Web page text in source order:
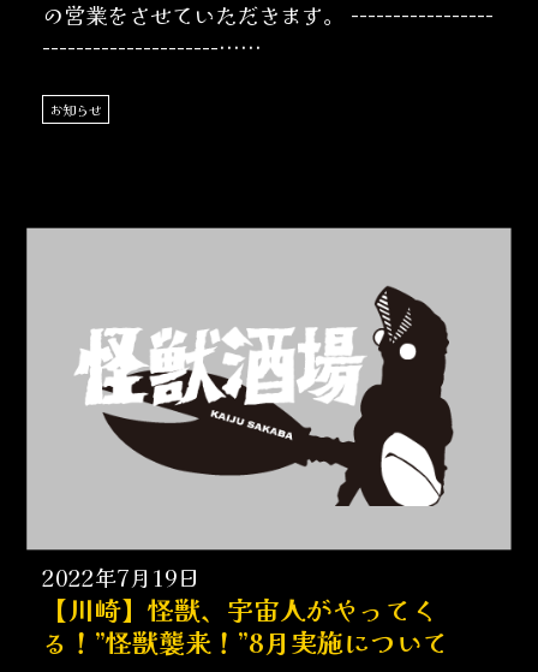
の営業をさせていただきます。 -----------------
---------------------……
お知らせ
2022年7月19日
【川崎】怪獣、宇宙人がやってく
る！”怪獣襲来！”8月実施について